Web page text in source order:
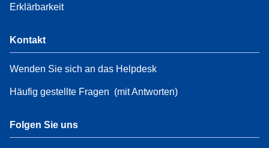
Erklärbarkeit
Kontakt
Wenden Sie sich an das Helpdesk
Häufig gestellte Fragen (mit Antworten)
Folgen Sie uns